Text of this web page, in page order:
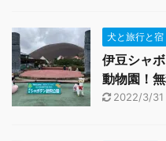
犬と旅行と宿
伊豆シャ
動物園！
2022/3/31